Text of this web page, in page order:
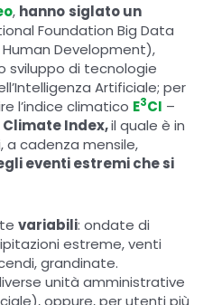
, hanno siglato un
Foundation Big Data
Development),
sviluppo di tecnologie
Artificiale; per
l’indice climatico E3CI –
Climate Index,il quale è in
a cadenza mensile,
eventi estremi che si
variabili: ondate di
estreme, venti
grandinate.
unità amministrative
oppure, per utenti più